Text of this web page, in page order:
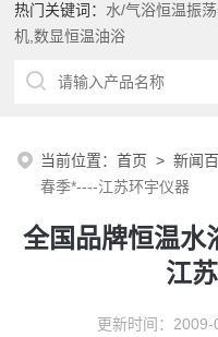
热门关键词： 水/气浴恒温振
机,数显恒温油浴
当前位置：首页 >新闻
春季*----江苏环宇仪器
全国品牌恒温水
江
更新时间：